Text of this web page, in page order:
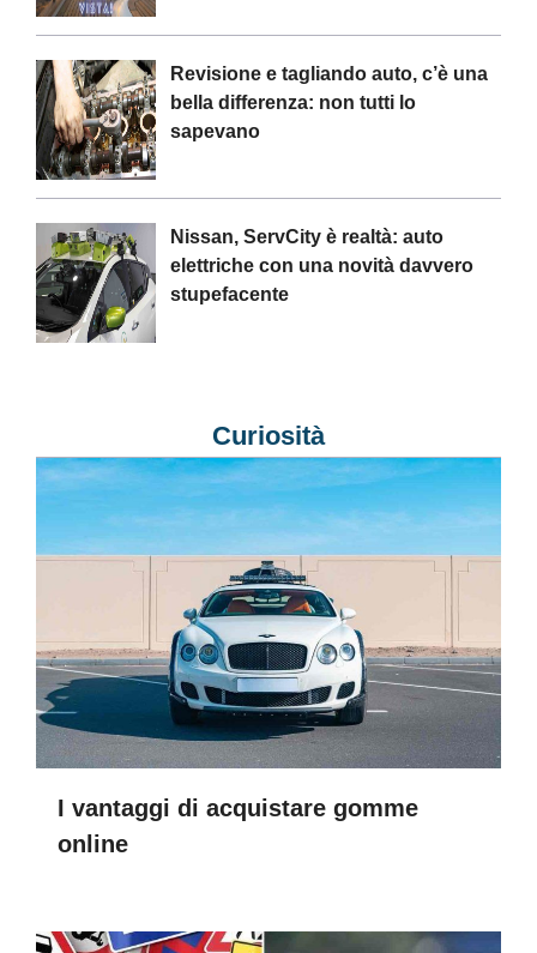
Revisione e tagliando auto, c’è una
bella differenza: non tutti lo
sapevano
Nissan, ServCity è realtà: auto
elettriche con una novità davvero
stupefacente
Curiosità
I vantaggi di acquistare gomme
online